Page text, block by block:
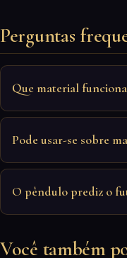
Perguntas
Que material
Pode usar-se sobre
O pêndulo prediz o
Você também